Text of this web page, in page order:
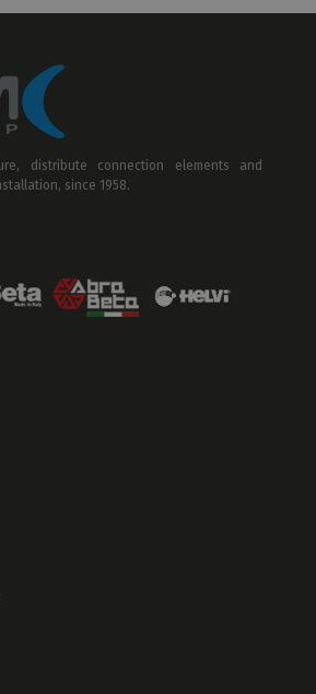
distribute connection elements and
since 1958.